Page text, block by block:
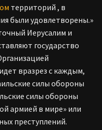
территорий , в
были удовлетворены.»
Иерусалим и
государство
вразрез с каждым,
силы обороны
силы обороны
армией в мире» или
преступлений.